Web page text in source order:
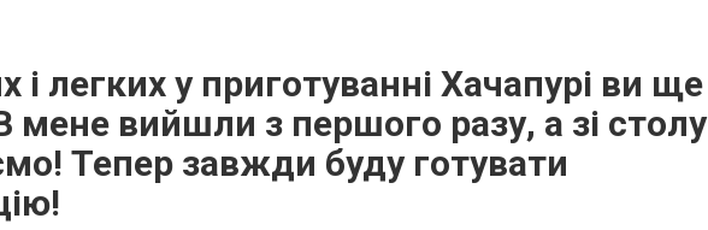
і легких у приготуванні Хачапурі ви ще
мене вийшли з першого разу, а зі столу
Тепер завжди буду готувати